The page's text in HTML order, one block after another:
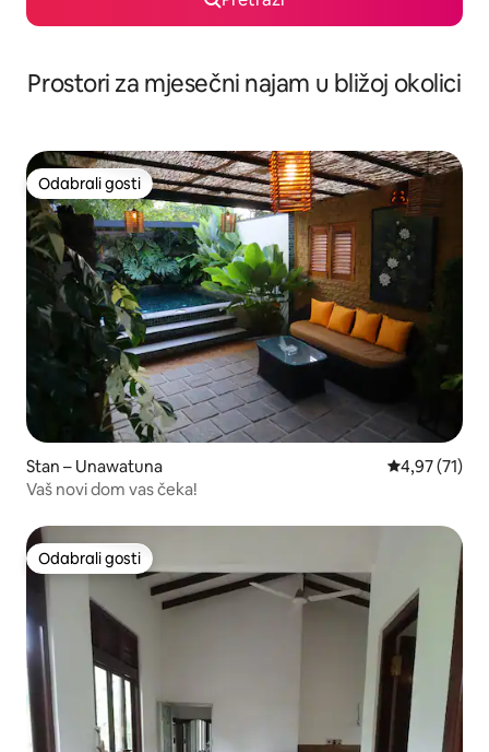
Prostori za mjesečni najam u bližoj okolici
Odabrali gosti
Odabrali gosti
Stan – Unawatuna Prosječna
4,97 (71)
Vaš novi dom vas čeka!
Odabrali gosti
Odabrali gosti